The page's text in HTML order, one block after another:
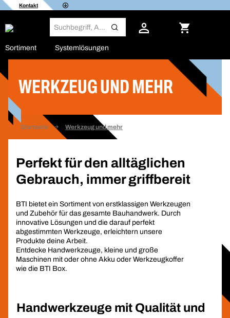
Kontakt
Sortiment Systemlösungen
WERKZEUG UND MEHR
Startseite Werkzeug und mehr
Perfekt für den alltäglichen
Gebrauch, immer griffbereit
BTI bietet ein Sortiment von erstklassigen Werkzeugen
und Zubehör für das gesamte Bauhandwerk. Durch
innovative Lösungen und die darauf perfekt
abgestimmten Werkzeuge, erleichtern unsere
Produkte deine Arbeit.
Entdecke Handwerkzeuge, kleine und große
Maschinen mit oder ohne Akku oder Werkzeugkoffer
wie die BTI Box.
Handwerkzeuge mit Qualität und